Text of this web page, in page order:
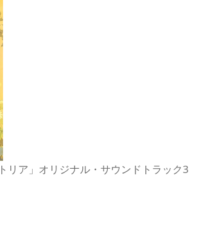
リア」オリジナル・サウンドトラック3